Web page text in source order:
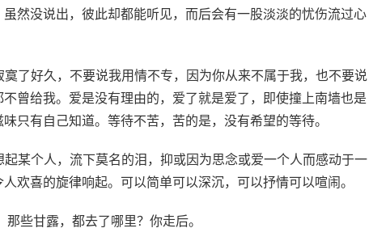
然没说出，彼此却都能听见，而后会有一股淡淡的忧伤流过心
了好久，不要说我用情不专，因为你从来不属于我，也不要说
曾给我。爱是没有理由的，爱了就是爱了，即使撞上南墙也是
只有自己知道。等待不苦，苦的是，没有希望的等待。
某个人，流下莫名的泪，抑或因为思念或爱一个人而感动于一
欢喜的旋律响起。可以简单可以深沉，可以抒情可以喧闹。
些甘露，都去了哪里？你走后。